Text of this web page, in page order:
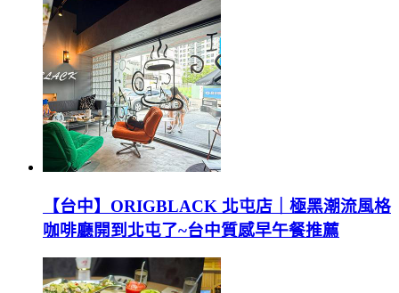
【台中】ORIGBLACK 北屯店｜極黑潮流風格
咖啡廳開到北屯了~台中質感早午餐推薦